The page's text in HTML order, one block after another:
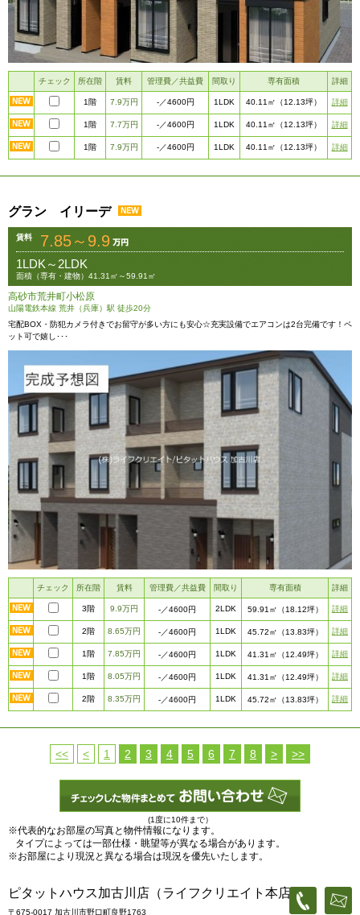
チェック 所在階 賃料 管理費／共益費 間取り 専有面積 詳細
1階 7.9万円 -／4600円 1LDK 40.11㎡ （12.13坪） 詳細
1階 7.7万円 -／4600円 1LDK 40.11㎡ （12.13坪） 詳細
1階 7.9万円 -／4600円 1LDK 40.11㎡ （12.13坪） 詳細
グラン イリーデ
賃料 7.85～9.9
1LDK～2LDK
面積（専有・建物）41.31㎡～59.91㎡
高砂市荒井町小松原
山陽電鉄本線 荒井（兵庫）駅 徒歩20分
宅配BOX・防犯カメラ付きでお留守が多い方にも安心☆充実設備でエアコンは2台完備です！ペ
ット可で嬉し･･･
チェック 所在階 賃料 管理費／共益費 間取り 専有面積 詳細
3階 9.9万円 -／4600円 2LDK 59.91㎡ （18.12坪） 詳細
2階 8.65万円 -／4600円 1LDK 45.72㎡ （13.83坪） 詳細
1階 7.85万円 -／4600円 1LDK 41.31㎡ （12.49坪） 詳細
1階 8.05万円 -／4600円 1LDK 41.31㎡ （12.49坪） 詳細
2階 8.35万円 -／4600円 1LDK 45.72㎡ （13.83坪） 詳細
<< < 1 2 3 4 5 6 7 8 > >>
(1度に10件まで）
※代表的なお部屋の写真と物件情報になります。
タイプによっては一部仕様・眺望等が異なる場合があります。
※お部屋により現況と異なる場合は現況を優先いたします。
ピタットハウス加古川店（ライフクリエイト本店）
〒675-0017 加古川市野口町良野1763